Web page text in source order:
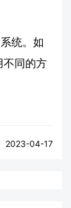
统。如
不同的方
2023-04-17